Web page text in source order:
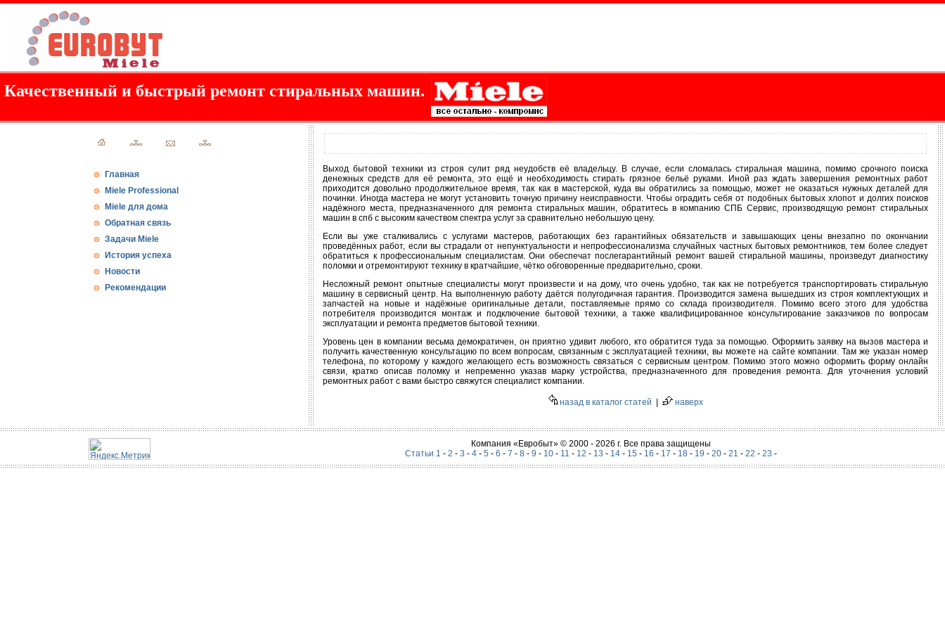
Качественный и быстрый ремонт стиральных машин.
Главная
Miele Professional
Miele для дома
Обратная связь
Задачи Miele
История успеха
Новости
Рекомендации
Выход бытовой техники из строя сулит ряд неудобств её владельцу. В случае, если сломалась стиральная машина, помимо срочного поиска
денежных средств для её ремонта, это ещё и необходимость стирать грязное бельё руками. Иной раз ждать завершения ремонтных работ
приходится довольно продолжительное время, так как в мастерской, куда вы обратились за помощью, может не оказаться нужных деталей для
починки. Иногда мастера не могут установить точную причину неисправности. Чтобы оградить себя от подобных бытовых хлопот и долгих поисков
надёжного места, предназначенного для ремонта стиральных машин, обратитесь в компанию СПБ Сервис, производящую ремонт стиральных
машин в спб с высоким качеством спектра услуг за сравнительно небольшую цену.
Если вы уже сталкивались с услугами мастеров, работающих без гарантийных обязательств и завышающих цены внезапно по окончании
проведённых работ, если вы страдали от непунктуальности и непрофессионализма случайных частных бытовых ремонтников, тем более следует
обратиться к профессиональным специалистам. Они обеспечат послегарантийный ремонт вашей стиральной машины, произведут диагностику
поломки и отремонтируют технику в кратчайшие, чётко обговоренные предварительно, сроки.
Несложный ремонт опытные специалисты могут произвести и на дому, что очень удобно, так как не потребуется транспортировать стиральную
машину в сервисный центр. На выполненную работу даётся полугодичная гарантия. Производится замена вышедших из строя комплектующих и
запчастей на новые и надёжные оригинальные детали, поставляемые прямо со склада производителя. Помимо всего этого для удобства
потребителя производится монтаж и подключение бытовой техники, а также квалифицированное консультирование заказчиков по вопросам
эксплуатации и ремонта предметов бытовой техники.
Уровень цен в компании весьма демократичен, он приятно удивит любого, кто обратится туда за помощью. Оформить заявку на вызов мастера и
получить качественную консультацию по всем вопросам, связанным с эксплуатацией техники, вы можете на сайте компании. Там же указан номер
телефона, по которому у каждого желающего есть возможность связаться с сервисным центром. Помимо этого можно оформить форму онлайн
связи, кратко описав поломку и непременно указав марку устройства, предназначенного для проведения ремонта. Для уточнения условий
ремонтных работ с вами быстро свяжутся специалист компании.
назад в каталог статей наверх
Компания «Евробыт» © 2000 - 2026 г. Все права защищены
Статьи 1 - 2 - 3 - 4- 5 - 6 - 7 - 8- 9 - 10- 11 - 12 - 13 - 14- 15 - 16 - 17 - 18- 19 - 20- 21 - 22 - 23 -